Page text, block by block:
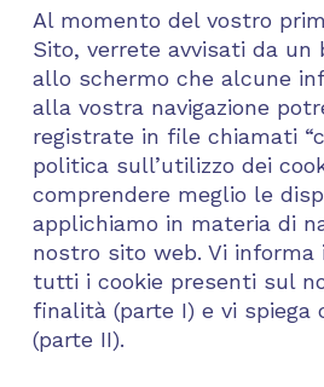
Al momento del vostro
Sito, verrete avvisati da un
allo schermo che alcune
alla vostra navigazione
registrate in file chiamati
politica sull’utilizzo dei
comprendere meglio le
applichiamo in materia di
nostro sito web. Vi informa
tutti i cookie presenti sul
finalità (parte I) e vi spiega
(parte II).